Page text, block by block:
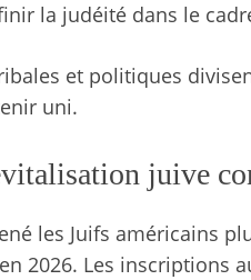
la judéité dans le
et politiques
uni.
juive
les Juifs américains
2026. Les inscriptions